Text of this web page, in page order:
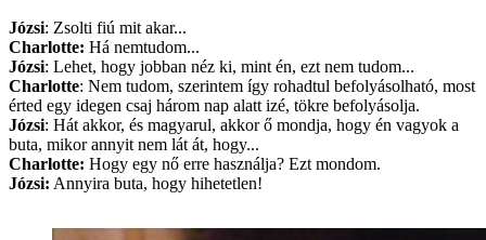
Józsi: Zsolti fiú mit akar...
Charlotte: Há nemtudom...
Józsi: Lehet, hogy jobban néz ki, mint én, ezt nem tudom...
Charlotte: Nem tudom, szerintem így rohadtul befolyásolható, most
érted egy idegen csaj három nap alatt izé, tökre befolyásolja.
Józsi: Hát akkor, és magyarul, akkor ő mondja, hogy én vagyok a
buta, mikor annyit nem lát át, hogy...
Charlotte: Hogy egy nő erre használja? Ezt mondom.
Józsi: Annyira buta, hogy hihetetlen!